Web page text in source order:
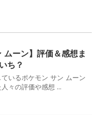
ムーン】評価＆感想ま
ち？
いるポケモン サン ムーン
々の評価や感想 ...